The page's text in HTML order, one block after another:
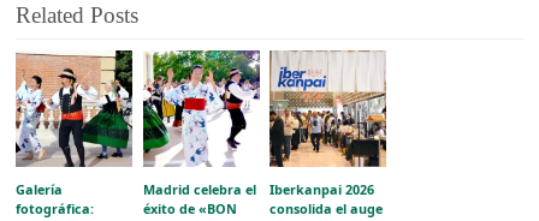
Related Posts
Galería
fotográfica:
Madrid celebra el
éxito de «BON
Iberkanpai 2026
consolida el auge